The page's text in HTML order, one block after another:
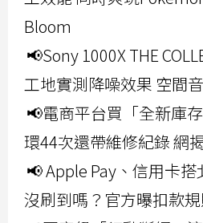
Bloom
📢Sony 1000X THE
工地實測降噪效果 空間
📢電商平台買「全新庫
環44次還帶維修紀錄 網
📢 Apple Pay、信用卡
沒刷到嗎？官方曝扣款